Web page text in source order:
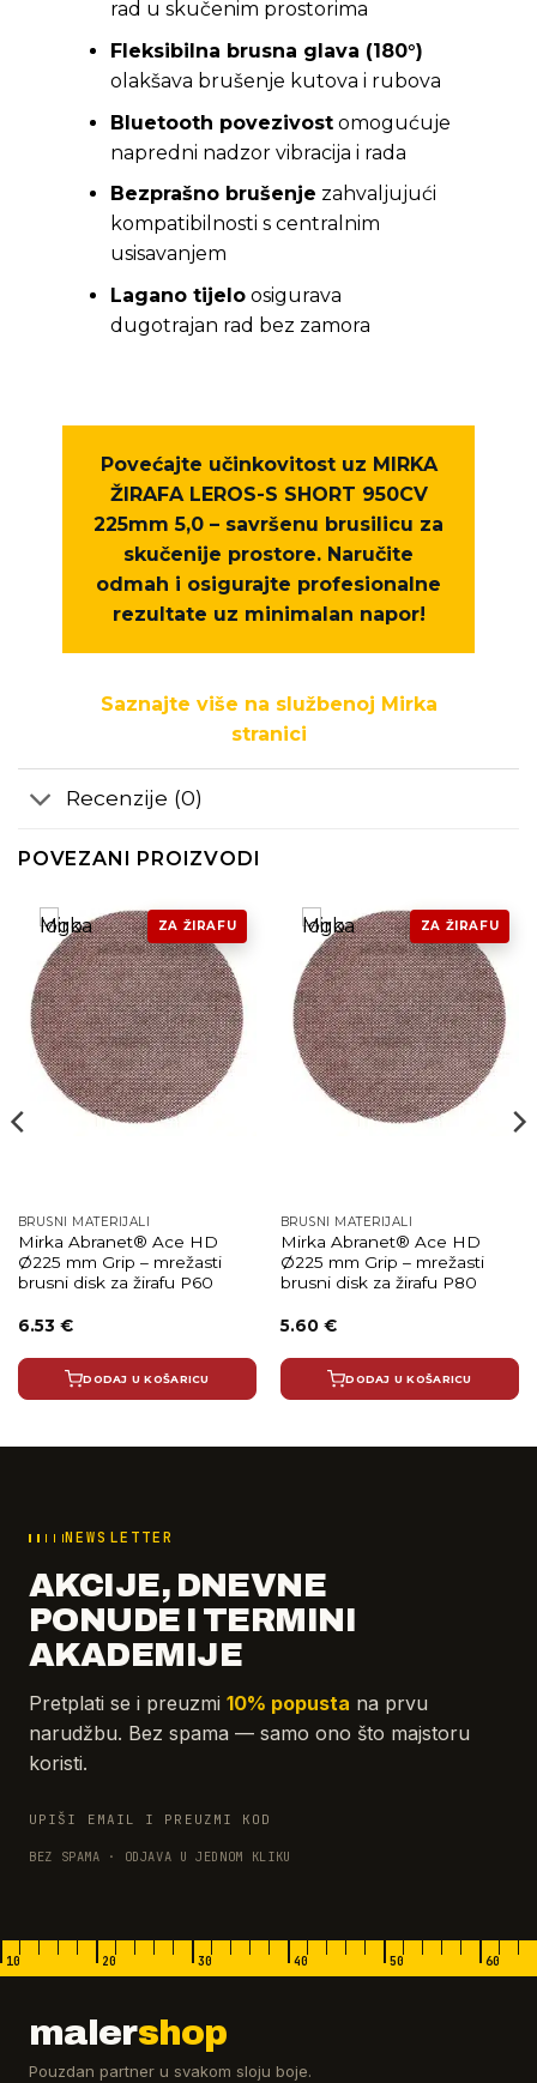
rad u skučenim prostorima
Fleksibilna brusna glava (180°)
olakšava brušenje kutova i rubova
Bluetooth povezivostomogućuje
napredni nadzor vibracija i rada
Bezprašno brušenje zahvaljujući
kompatibilnosti s centralnim
usisavanjem
Lagano tijeloosigurava
dugotrajan rad bez zamora
Povećajte učinkovitost uz MIRKA
ŽIRAFA LEROS-S SHORT 950CV
225mm 5,0 – savršenu brusilicu za
skučenije prostore. Naručite
odmah i osigurajte profesionalne
rezultate uz minimalan napor!
Saznajte više na službenoj Mirka
stranici
Recenzije (0)
POVEZANI PROIZVODI
ZA ŽIRAFU
BRUSNI MATERIJALI
Mirka Abranet® Ace HD
Ø225 mm Grip – mrežasti
brusni disk za žirafu P60
6.53 €
DODAJ U KOŠARICU
ZA ŽIRAFU
BRUSNI MATERIJALI
Mirka Abranet® Ace HD
Ø225 mm Grip – mrežasti
brusni disk za žirafu P80
5.60 €
DODAJ U KOŠARICU
NEWSLETTER
AKCIJE, DNEVNE
PONUDE I TERMINI
AKADEMIJE
Pretplati se i preuzmi 10% popusta na prvu
narudžbu. Bez spama — samo ono što majstoru
koristi.
UPIŠI EMAIL I PREUZMI KOD
BEZ SPAMA · ODJAVA U JEDNOM KLIKU
10 20 30 40 50 60
malershop
Pouzdan partner u svakom sloju boje.